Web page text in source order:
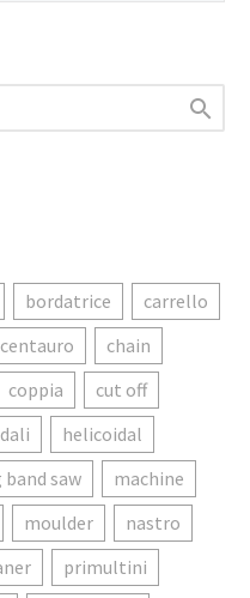

bordatrice
carrello
centauro
chain
coppia
cut off
helicoidal
band saw
machine
moulder
nastro
primultini